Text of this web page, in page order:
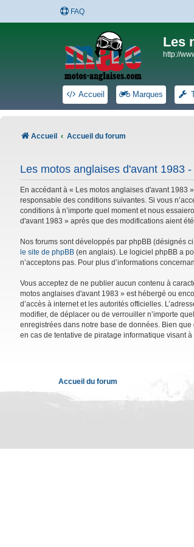
FAQ
Les
http://
Accueil Marques
Accueil Accueil du forum
Les motos anglaises d'avant 1983
En accédant à « Les motos anglaises d'avant 1983
responsable des conditions suivantes. Si vous
conditions à n’importe quel moment et nous
d'avant 1983 » après que des modifications aient
Nos forums sont développés par phpBB (désignés
le site de phpBB (en anglais). Le logiciel phpBB a
n’acceptons pas. Pour plus d’informations
Vous acceptez de ne publier aucun contenu à
motos anglaises d'avant 1983 » est hébergé ou
d’accès à internet et les autorités officielles.
modifier, de déplacer ou de verrouiller n’importe
enregistrées dans notre base de données. Bien
en cas de tentative de piratage informatique visant
Accueil du forum